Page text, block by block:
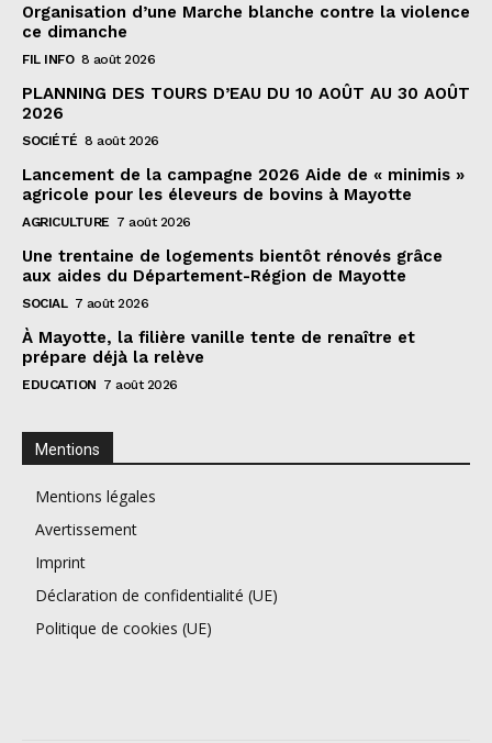
Organisation d’une Marche blanche contre la violence
ce dimanche
FIL INFO 8 août 2026
PLANNING DES TOURS D’EAU DU 10 AOÛT AU 30 AOÛT
2026
SOCIÉTÉ 8 août 2026
Lancement de la campagne 2026 Aide de « minimis »
agricole pour les éleveurs de bovins à Mayotte
AGRICULTURE 7 août 2026
Une trentaine de logements bientôt rénovés grâce
aux aides du Département-Région de Mayotte
SOCIAL 7 août 2026
À Mayotte, la filière vanille tente de renaître et
prépare déjà la relève
EDUCATION 7 août 2026
Mentions
Mentions légales
Avertissement
Imprint
Déclaration de confidentialité (UE)
Politique de cookies (UE)